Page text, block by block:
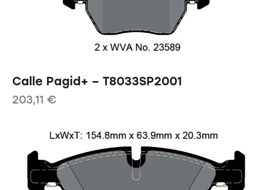
Calle Pagid+ – T8033SP2001
203,11 €